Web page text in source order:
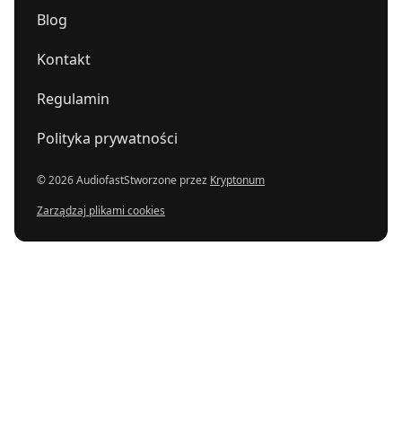
Blog
Kontakt
Regulamin
Polityka prywatności
© 2026 AudiofastStworzone przez Kryptonum
Zarządzaj plikami cookies